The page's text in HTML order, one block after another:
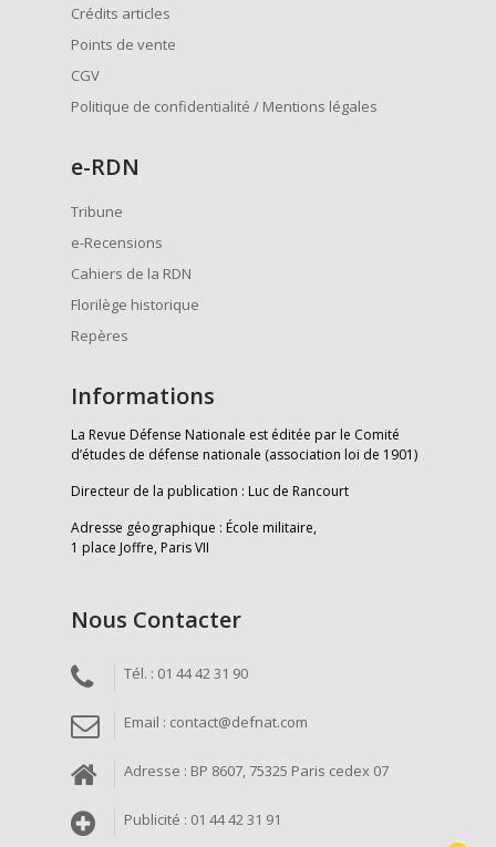
Crédits articles
Points de vente
CGV
Politique de confidentialité / Mentions légales
e-RDN
Tribune
e-Recensions
Cahiers de la RDN
Florilège historique
Repères
Informations
La Revue Défense Nationale est éditée par le Comité
d’études de défense nationale (association loi de 1901)
Directeur de la publication : Luc de Rancourt
Adresse géographique : École militaire,
1 place Joffre, Paris VII
Nous Contacter
Tél. : 01 44 42 31 90
Email : contact@defnat.com
Adresse : BP 8607, 75325 Paris cedex 07
Publicité : 01 44 42 31 91